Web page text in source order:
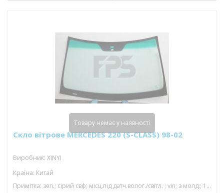
Скло вітрове MERCEDES 220 (S-CLASS) 98-02
Виробник: XINYI
Країна: Китай
Примітка: зел.; сірий свф; місц.під датч.волог./світл. ; vin; з молд.; 1550*972
Товару немає у наявності